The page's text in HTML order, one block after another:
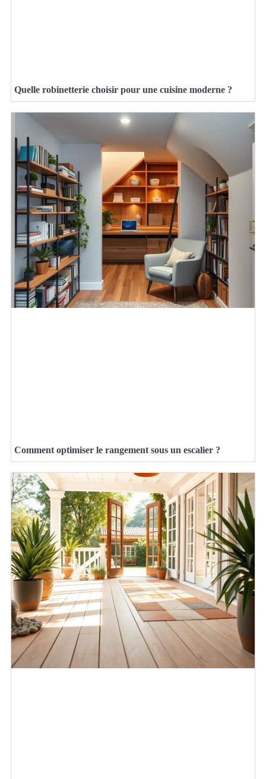
Quelle robinetterie choisir pour une cuisine moderne ?
Comment optimiser le rangement sous un escalier ?